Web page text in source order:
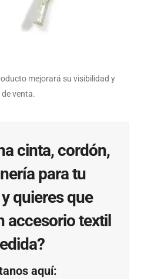
mejorará su visibilidad y
venta.
cinta, cordón,
para tu
quieres que
accesorio textil
aquí: